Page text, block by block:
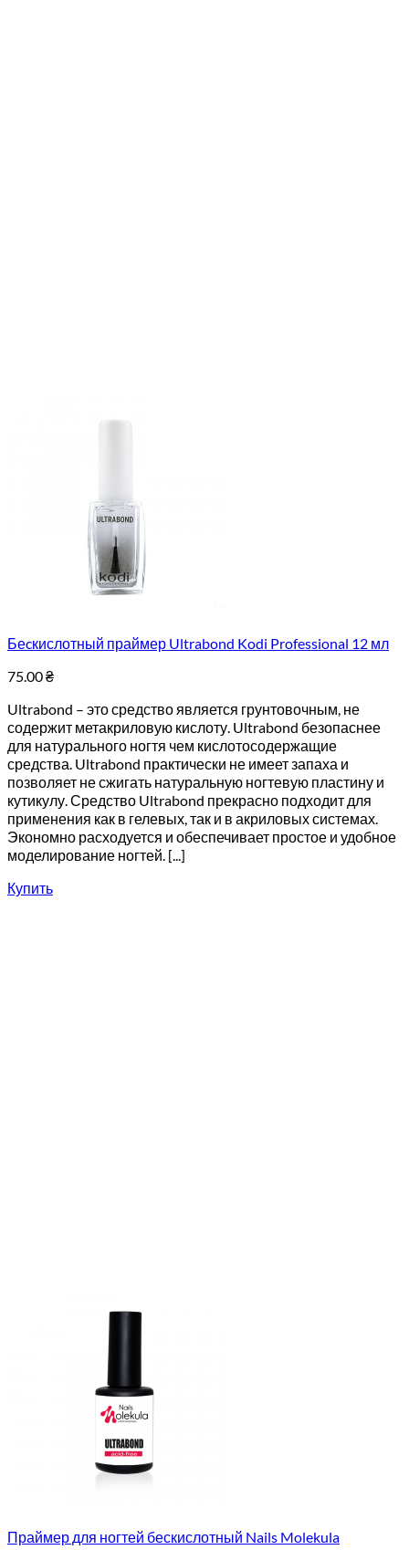
Беcкислотный праймер Ultrabond Kodi Professional 12 мл
75.00₴
Ultrabond – это средство является грунтовочным, не
содержит метакриловую кислоту. Ultrabond безопаснее
для натурального ногтя чем кислотосодержащие
средства. Ultrabond практически не имеет запаха и
позволяет не сжигать натуральную ногтевую пластину и
кутикулу. Средство Ultrabond прекрасно подходит для
применения как в гелевых, так и в акриловых системах.
Экономно расходуется и обеспечивает простое и удобное
моделирование ногтей. [...]
Купить
Праймер для ногтей бескислотный Nails Molekula